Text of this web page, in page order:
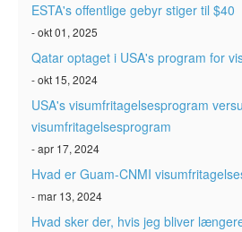
Kontakt
ESTA's offentlige gebyr stiger til $40
- okt 01, 2025
Qatar optaget i USA's program for
- okt 15, 2024
USA's visumfritagelsesprogram
visumfritagelsesprogram
- apr 17, 2024
Hvad er Guam-CNMI
- mar 13, 2024
Hvad sker der, hvis jeg bliver